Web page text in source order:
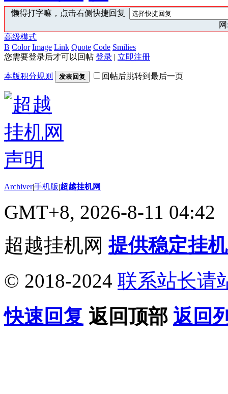
懒得打字嘛，点击右侧快捷回复
高级模式
B Color Image Link Quote Code Smilies
您需要登录后才可以回帖 登录 | 立即注册
本版积分规则 发表回复 回帖后跳转到最后一页
Archiver|手机版|超越挂机网
GMT+8, 2026-8-11 04:42
超越挂机网提供稳定挂
© 2018-2024 联系站长请
快速回复 返回顶部 返回